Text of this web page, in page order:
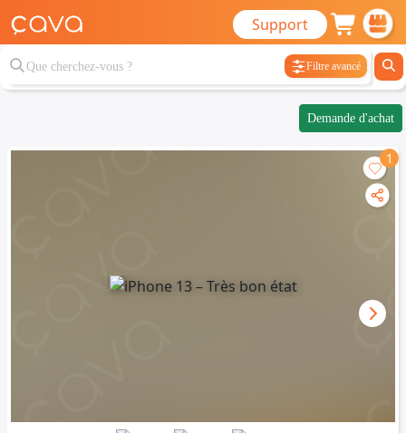
Support
Filtre avancé
Demande d'achat
1